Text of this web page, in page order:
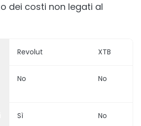
dei costi non legati al
Revolut XTB
No No
Sì No